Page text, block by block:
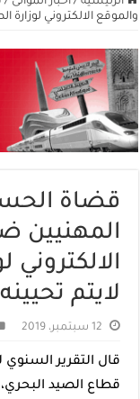
والموقع الالكتروني لوزارة
قضاة
المهنيين
الالكتروني
لايتم تحيينه
12 سبتمبر، 2019
قال التقرير
قطاع الصيد